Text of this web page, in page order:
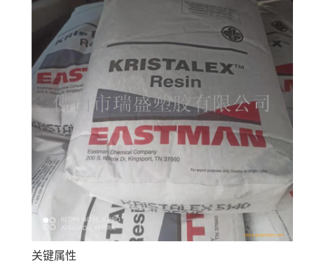
关键属性